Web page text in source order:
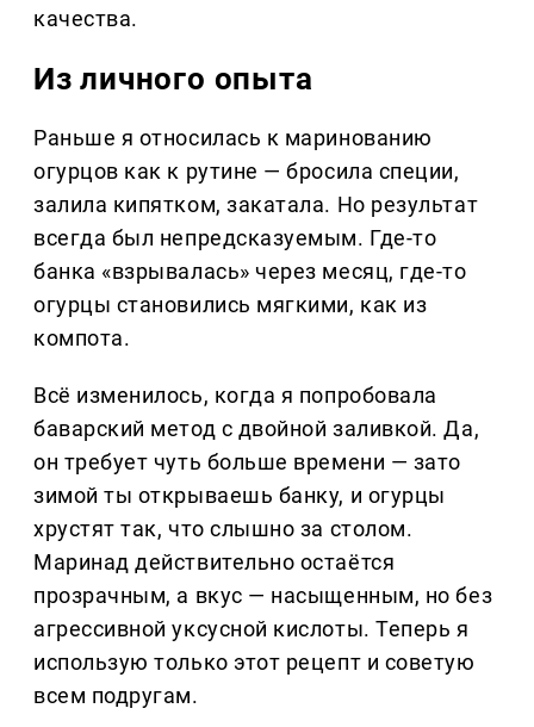
качества.
Из личного опыта
Раньше я относилась к маринованию
огурцов как к рутине — бросила специи,
залила кипятком, закатала. Но результат
всегда был непредсказуемым. Где-то
банка «взрывалась» через месяц, где-то
огурцы становились мягкими, как из
компота.
Всё изменилось, когда я попробовала
баварский метод с двойной заливкой. Да,
он требует чуть больше времени — зато
зимой ты открываешь банку, и огурцы
хрустят так, что слышно за столом.
Маринад действительно остаётся
прозрачным, а вкус — насыщенным, но без
агрессивной уксусной кислоты. Теперь я
использую только этот рецепт и советую
всем подругам.